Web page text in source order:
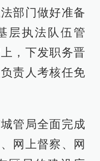
部门做好准备
层执法队伍管
，下发职务晋
责人考核任免
管局全面完成
网上督察、网